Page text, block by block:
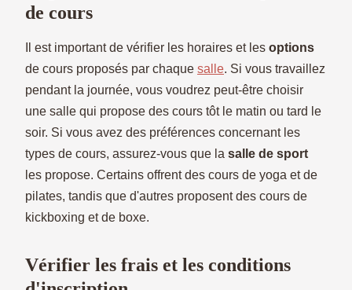
de cours
Il est important de vérifier les horaires et les options
de cours proposés par chaque salle. Si vous travaillez
pendant la journée, vous voudrez peut-être choisir
une salle qui propose des cours tôt le matin ou tard le
soir. Si vous avez des préférences concernant les
types de cours, assurez-vous que la salle de sport
les propose. Certains offrent des cours de yoga et de
pilates, tandis que d'autres proposent des cours de
kickboxing et de boxe.
Vérifier les frais et les conditions